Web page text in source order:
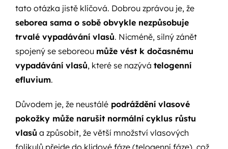
tato otázka jistě klíčová. Dobrou zprávou je, že
seborea sama o sobě obvykle nezpůsobuje
trvalé vypadávání vlasů. Nicméně, silný zánět
spojený se seboreou může vést k dočasnému
vypadávání vlasů, které se nazývá telogenní
efluvium.
Důvodem je, že neustálépodráždění vlasové
pokožky může narušit normální cyklus růstu
vlasů a způsobit, že větší množství vlasových